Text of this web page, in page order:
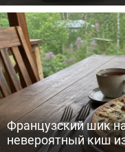
Французский шик
невероятный киш